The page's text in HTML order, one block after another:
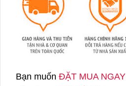
Bạn muốn ĐẶT MUA NGAY